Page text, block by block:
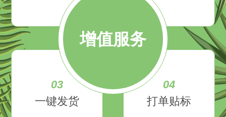
增值服务
03
一键发货
04
打单贴标